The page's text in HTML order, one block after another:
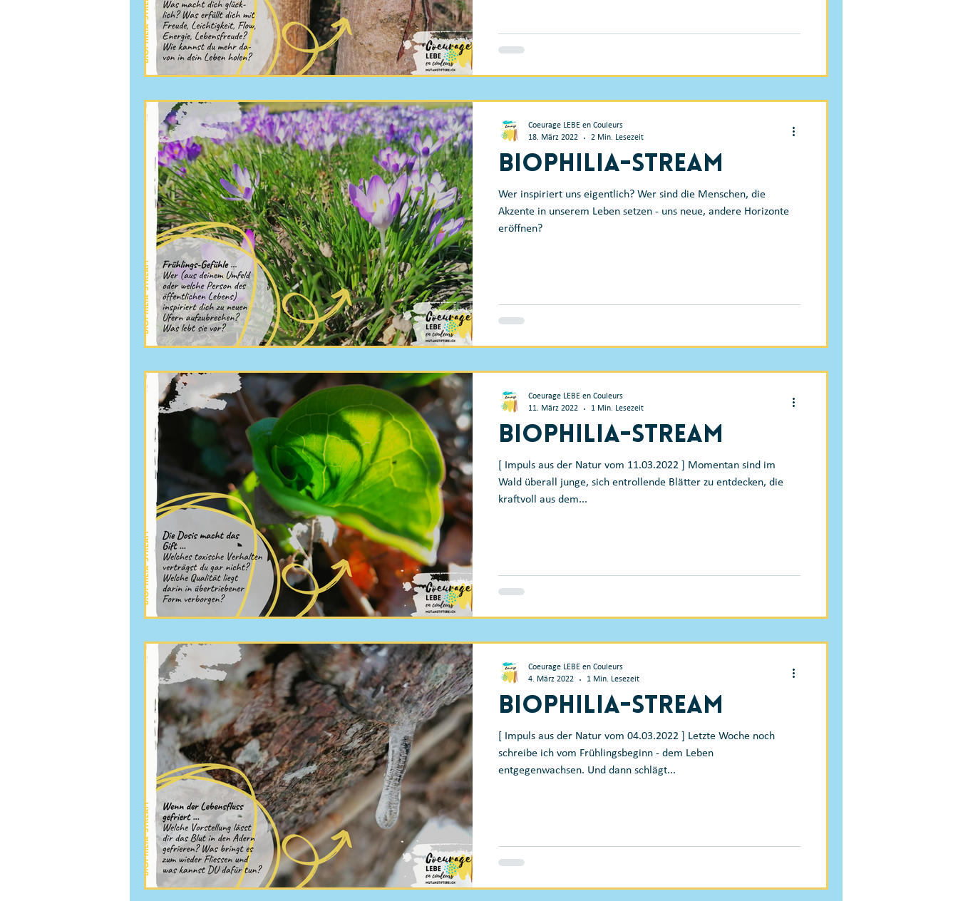
Biophilia-Stream
Wer inspiriert uns eigentlich? Wer sind die Menschen, die
Akzente in unserem Leben setzen - uns neue, andere Horizonte
eröffnen?
Coeurage LEBE en Couleurs
18. März 2022
2 Min. Lesezeit
Biophilia-Stream
[ Impuls aus der Natur vom 11.03.2022 ] Momentan sind im
Wald überall junge, sich entrollende Blätter zu entdecken, die
kraftvoll aus dem...
Coeurage LEBE en Couleurs
11. März 2022
1 Min. Lesezeit
Biophilia-Stream
[ Impuls aus der Natur vom 04.03.2022 ] Letzte Woche noch
schreibe ich vom Frühlingsbeginn - dem Leben
entgegenwachsen. Und dann schlägt...
Coeurage LEBE en Couleurs
4. März 2022
1 Min. Lesezeit